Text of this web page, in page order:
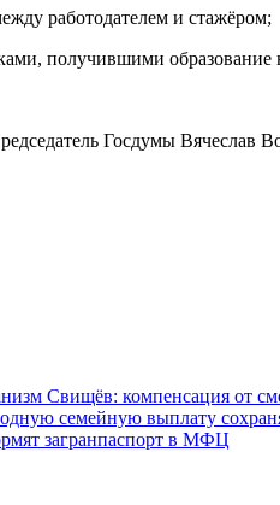
работодателем и стажёром;
получившими образование
Госдумы Вячеслав
Свищёв: компенсация от
семейную выплату
загранпаспорт в МФЦ